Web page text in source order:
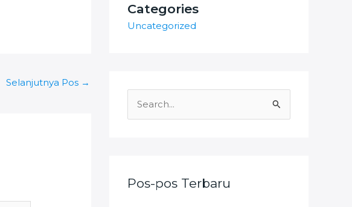
Selanjutnya Pos →
Categories
Uncategorized
u
Pos-pos Terbaru